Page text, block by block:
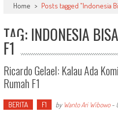
Home > Posts tagged "Indonesia
TAG: INDONESIA
F1
Ricardo Gelael: Kalau Ada
Rumah F1
BERITA F1 by Wanto Ari Wibowo-